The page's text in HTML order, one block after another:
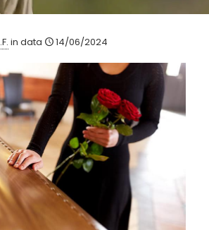
in data 14/06/2024